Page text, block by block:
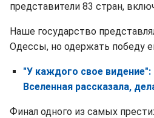
представители 83 стран,
Наше государство
Одессы, но одержать победу
"У каждого свое видение":
Вселенная рассказала,
Финал одного из самых